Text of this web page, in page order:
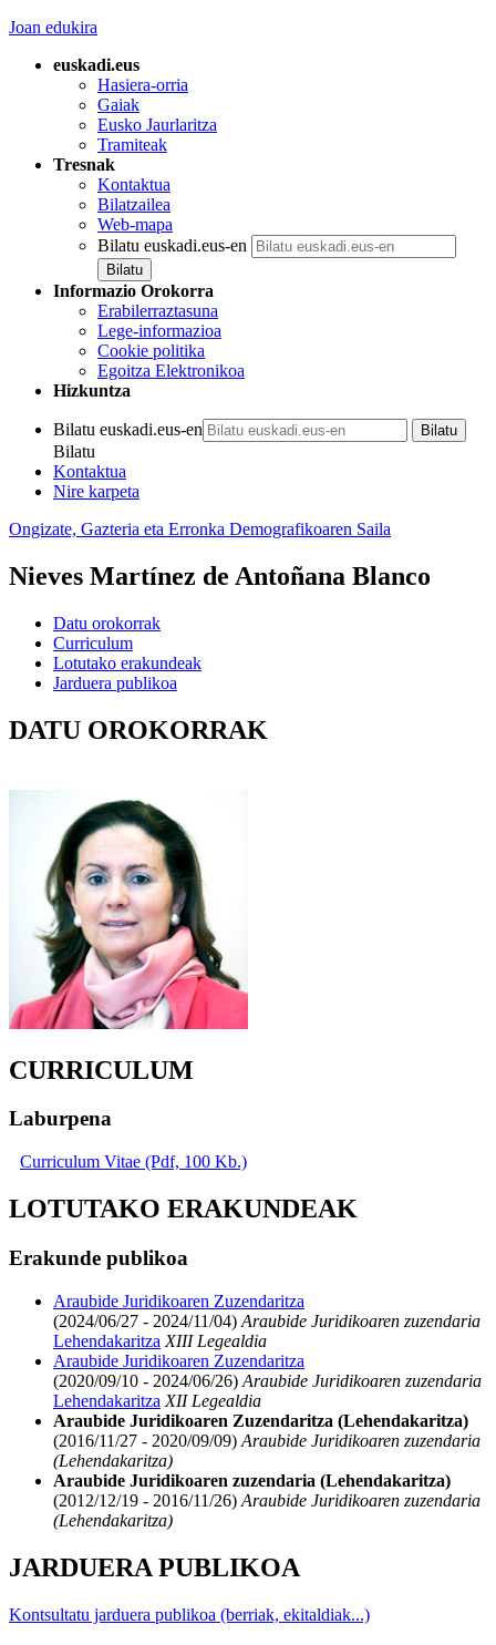
Joan edukira
euskadi.eus
Hasiera-orria
Gaiak
Eusko Jaurlaritza
Tramiteak
Tresnak
Kontaktua
Bilatzailea
Web-mapa
Bilatu euskadi.eus-en
Informazio Orokorra
Erabilerraztasuna
Lege-informazioa
Cookie politika
Egoitza Elektronikoa
Hizkuntza
Bilatu euskadi.eus-en
Bilatu
Kontaktua
Nire karpeta
Ongizate, Gazteria eta Erronka Demografikoaren Saila
Nieves Martínez de Antoñana Blanco
Datu orokorrak
Curriculum
Lotutako erakundeak
Jarduera publikoa
DATU OROKORRAK
CURRICULUM
Laburpena
Curriculum Vitae (Pdf, 100 Kb.)
LOTUTAKO ERAKUNDEAK
Erakunde publikoa
Araubide Juridikoaren Zuzendaritza
(2024/06/27 - 2024/11/04) Araubide Juridikoaren zuzendaria
Lehendakaritza XIII Legealdia
Araubide Juridikoaren Zuzendaritza
(2020/09/10 - 2024/06/26) Araubide Juridikoaren zuzendaria
Lehendakaritza XII Legealdia
Araubide Juridikoaren Zuzendaritza (Lehendakaritza)
(2016/11/27 - 2020/09/09) Araubide Juridikoaren zuzendaria
(Lehendakaritza)
Araubide Juridikoaren zuzendaria (Lehendakaritza)
(2012/12/19 - 2016/11/26) Araubide Juridikoaren zuzendaria
(Lehendakaritza)
JARDUERA PUBLIKOA
Kontsultatu jarduera publikoa (berriak, ekitaldiak...)